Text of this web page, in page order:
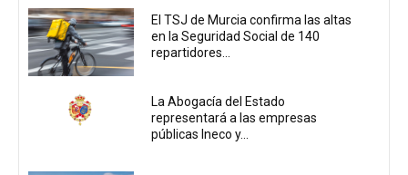
El TSJ de Murcia confirma las altas
en la Seguridad Social de 140
repartidores...
La Abogacía del Estado
representará a las empresas
públicas Ineco y...